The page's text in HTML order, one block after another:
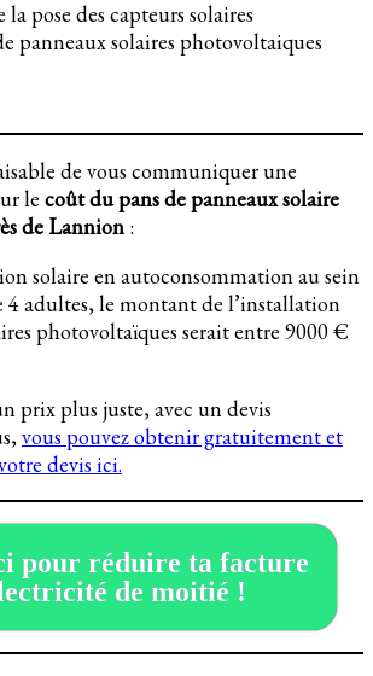
la pose des capteurs solaires
panneaux solaires photovoltaiques
de vous communiquer une
le coût du pans de panneaux solaire
de Lannion :
solaire en autoconsommation au sein
4 adultes, le montant de l’installation
photovoltaïques serait entre 9000 €
prix plus juste, avec un devis
vous pouvez obtenir gratuitement et
devis ici.
pour réduire ta facture
de moitié !